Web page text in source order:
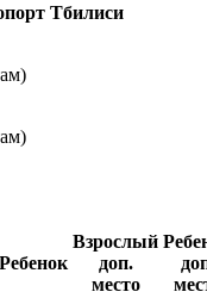
Тбилиси
Ребенок
Взрослый
доп.
место